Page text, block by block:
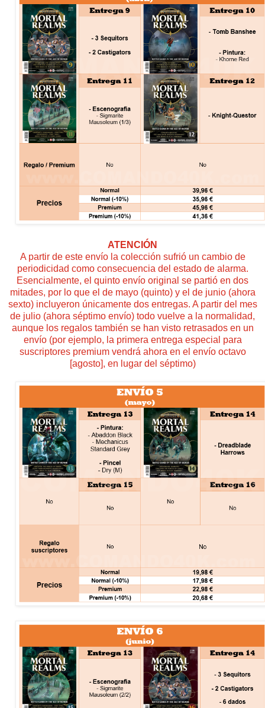
ATENCIÓN
A partir de este envío la colección sufrió un cambio de
periodicidad como consecuencia del estado de alarma.
Esencialmente, el quinto envío original se partió en dos
mitades, por lo que el de mayo (quinto) y el de junio (ahora
sexto) incluyeron únicamente dos entregas. A partir del mes
de julio (ahora séptimo envío) todo vuelve a la normalidad,
aunque los regalos también se han visto retrasados en un
envío (por ejemplo, la primera entrega especial para
suscriptores premium vendrá ahora en el envío octavo
[agosto], en lugar del séptimo)